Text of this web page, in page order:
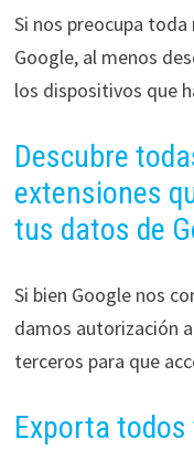
Si nos preocupa
Google, al menos
los dispositivos que
Descubre
extensiones
tus datos de
Si bien Google nos
damos autorización
terceros para que
Exporta